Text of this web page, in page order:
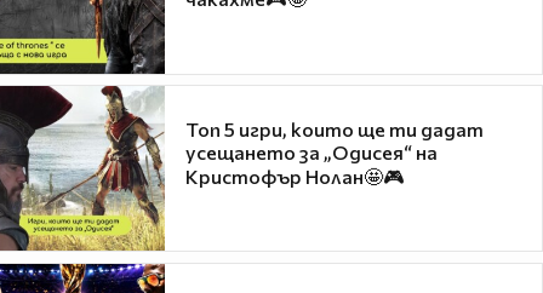
Топ 5 игри, които ще ти дадат
усещането за „Одисея“ на
Кристофър Нолан🤩🎮